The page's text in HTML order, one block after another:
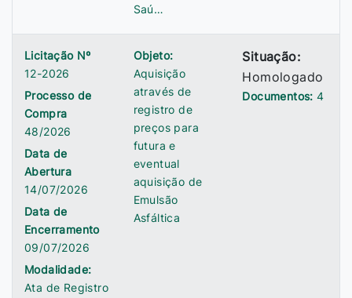
Saú…
Licitação Nº
12-2026
Processo de
Compra
48/2026
Data de
Abertura
14/07/2026
Data de
Encerramento
09/07/2026
Modalidade:
Ata de Registro
Objeto:
Aquisição
através de
registro de
preços para
futura e
eventual
aquisição de
Emulsão
Asfáltica
Situação:
Homologado
Documentos:4